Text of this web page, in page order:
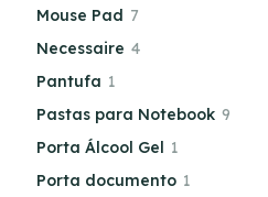
Mouse Pad 7
Necessaire 4
Pantufa 1
Pastas para Notebook 9
Porta Álcool Gel 1
Porta documento 1